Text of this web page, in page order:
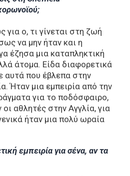
;
ο, τι γίνεται στη ζωή
να μην ήταν και η
έζησα μια καταπληκτική
άτομα. Είδα διαφορετικά
αυτά που έβλεπα στην
Ήταν μια εμπειρία από την
για το ποδόσφαιρο,
αθλητές στην Αγγλία, για
ήταν μια πολύ ωραία
εμπειρία για σένα, αν τα